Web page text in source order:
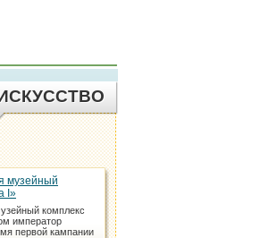
музейный
I»
комплекс
император
первой кампании